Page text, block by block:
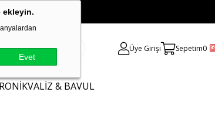
ekleyin.
Evet
Üye Girişi Sepetim0
VALİZ & BAVUL